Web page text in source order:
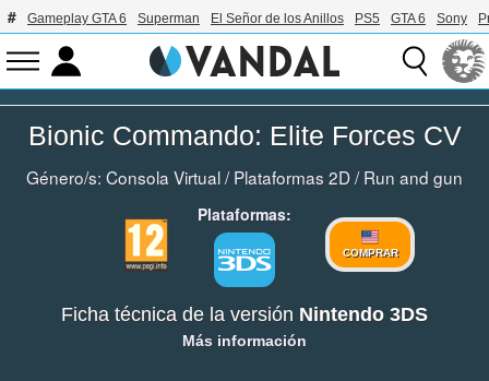
Gameplay GTA 6 Superman El Señor de los Anillos PS5 GTA 6 Sony
Bionic Commando: Elite Forces CV
Género/s: Consola Virtual/Plataformas 2D/Run and gun
Plataformas:
COMPRAR
Ficha técnica de la versión Nintendo 3DS
Más información